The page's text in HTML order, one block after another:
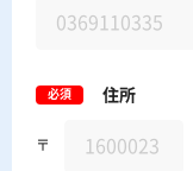
必須 住所
〒